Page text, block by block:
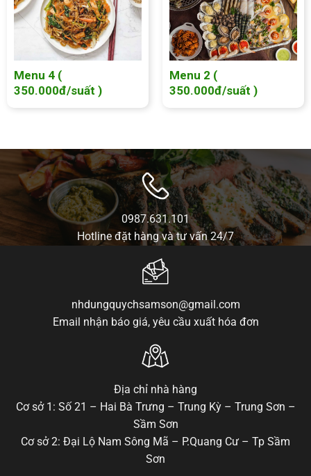
Menu 4 (
350.000đ/suất )
Menu 2 (
350.000đ/suất )
0987.631.101
Hotline đặt hàng và tư vấn 24/7
nhdungquychsamson@gmail.com
Email nhận báo giá, yêu cầu xuất hóa đơn
Địa chỉ nhà hàng
Cơ sở 1: Số 21 – Hai Bà Trưng – Trung Kỳ – Trung Sơn –
Sầm Sơn
Cơ sở 2: Đại Lộ Nam Sông Mã – P.Quang Cư – Tp Sầm
Sơn